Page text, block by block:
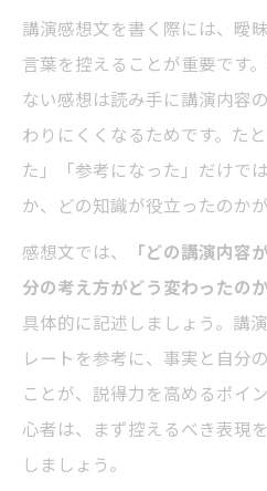
講演感想文を書く際には、曖
言葉を控えることが重要です
ない感想は読み手に講演内容
わりにくくなるためです。た
た」「参考になった」だけで
か、どの知識が役立ったのか
感想文では、
「どの講演内容
分の考え方がどう変わったのか
具体的に記述しましょう。講
レートを参考に、事実と自分
ことが、説得力を高めるポイ
心者は、まず控えるべき表現
しましょう。